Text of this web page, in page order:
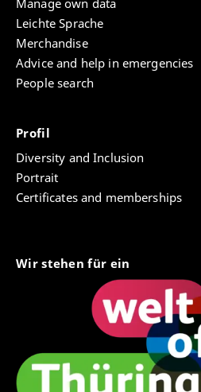
Manage own data
Leichte Sprache
Merchandise
Advice and help in emergencies
People search
Profil
Diversity and Inclusion
Portrait
Certificates and memberships
Wir stehen für ein